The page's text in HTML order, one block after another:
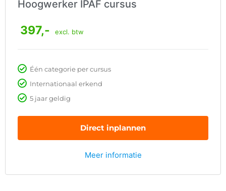
Hoogwerker IPAF cursus
397,- excl. btw
Één categorie per cursus
Internationaal erkend
5 jaar geldig
Direct inplannen
Meer informatie